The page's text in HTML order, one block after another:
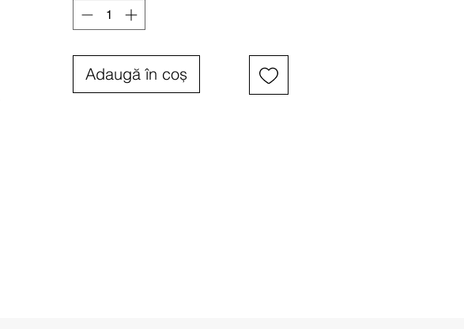
Adaugă în coș